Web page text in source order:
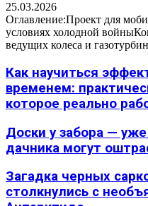
25.03.2026
Оглавление:Проект для
условиях холодной
ведущих колеса и
Как научиться
временем:
которое реально
Доски у забора —
дачника могут
Загадка черных
столкнулись с